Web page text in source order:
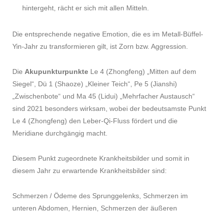
hintergeht, rächt er sich mit allen Mitteln.
Die entsprechende negative Emotion, die es im Metall-Büffel-
Yin-Jahr zu transformieren gilt, ist Zorn bzw. Aggression.
Die Akupunkturpunkte Le 4 (Zhongfeng) „Mitten auf dem
Siegel“, Dü 1 (Shaoze) „Kleiner Teich“, Pe 5 (Jianshi)
„Zwischenbote“ und Ma 45 (Lidui) „Mehrfacher Austausch“
sind 2021 besonders wirksam, wobei der bedeutsamste Punkt
Le 4 (Zhongfeng) den Leber-Qi-Fluss fördert und die
Meridiane durchgängig macht.
Diesem Punkt zugeordnete Krankheitsbilder und somit in
diesem Jahr zu erwartende Krankheitsbilder sind:
Schmerzen / Ödeme des Sprunggelenks, Schmerzen im
unteren Abdomen, Hernien, Schmerzen der äußeren